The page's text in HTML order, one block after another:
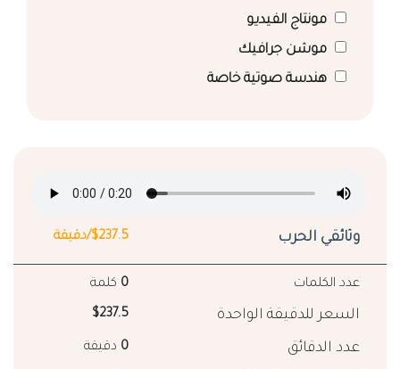
مونتاج الفيديو
موشن جرافيك
هندسة صوتية خاصة
وثائقي الحرب $237.5/دقيقة
عدد الكلمات 0 كلمة
السعر للدقيقة الواحدة $237.5
عدد الدقائق 0 دقيقة